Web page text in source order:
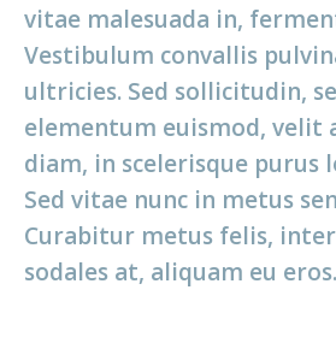
vitae malesuada in,
Vestibulum convallis
ultricies. Sed sollicitudin,
elementum euismod, velit
diam, in scelerisque purus
Sed vitae nunc in metus
Curabitur metus felis,
sodales at, aliquam eu eros.